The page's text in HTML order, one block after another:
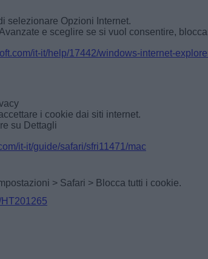
selezionare Opzioni Internet.
e sceglire se si vuol consentire,
it-it/help/17442/windows-internet-
i cookie dai siti internet.
su Dettagli
it-it/guide/safari/sfri11471/mac
> Safari > Blocca tutti i cookie.